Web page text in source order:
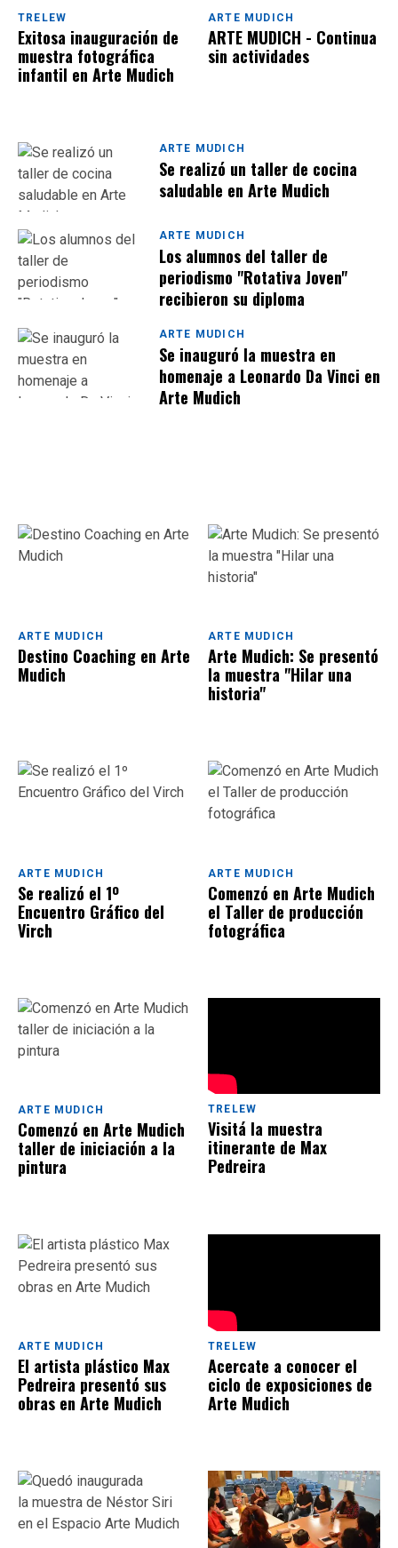
TRELEW
Exitosa inauguración de
muestra fotográfica
infantil en Arte Mudich
ARTE MUDICH
ARTE MUDICH - Continua
sin actividades
ARTE MUDICH
Se realizó un taller de cocina
saludable en Arte Mudich
ARTE MUDICH
Los alumnos del taller de
periodismo "Rotativa Joven"
recibieron su diploma
ARTE MUDICH
Se inauguró la muestra en
homenaje a Leonardo Da Vinci en
Arte Mudich
ARTE MUDICH
Destino Coaching en Arte
Mudich
ARTE MUDICH
Arte Mudich: Se presentó
la muestra "Hilar una
historia"
ARTE MUDICH
Se realizó el 1º
Encuentro Gráfico del
Virch
ARTE MUDICH
Comenzó en Arte Mudich
el Taller de producción
fotográfica
ARTE MUDICH
Comenzó en Arte Mudich
taller de iniciación a la
pintura
TRELEW
Visitá la muestra
itinerante de Max
Pedreira
ARTE MUDICH
El artista plástico Max
Pedreira presentó sus
obras en Arte Mudich
TRELEW
Acercate a conocer el
ciclo de exposiciones de
Arte Mudich